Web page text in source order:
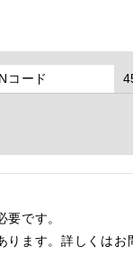
コード
です。
ます。詳しくはお